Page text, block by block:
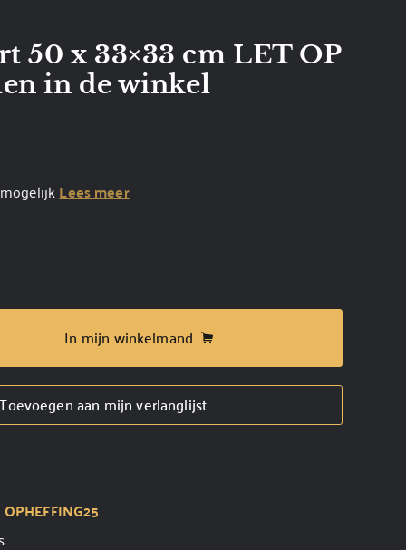
50 x 33×33 cm LET OP
in de winkel
Lees meer
In mijn winkelmand
Toevoegen aan mijn verlanglijst
OPHEFFING25